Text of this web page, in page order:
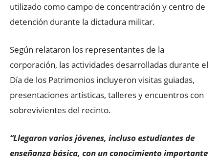
utilizado como campo de concentración y centro de
detención durante la dictadura militar.
Según relataron los representantes de la
corporación, las actividades desarrolladas durante el
Día de los Patrimonios incluyeron visitas guiadas,
presentaciones artísticas, talleres y encuentros con
sobrevivientes del recinto.
“Llegaron varios jóvenes, incluso estudiantes de
enseñanza básica, con un conocimiento importante